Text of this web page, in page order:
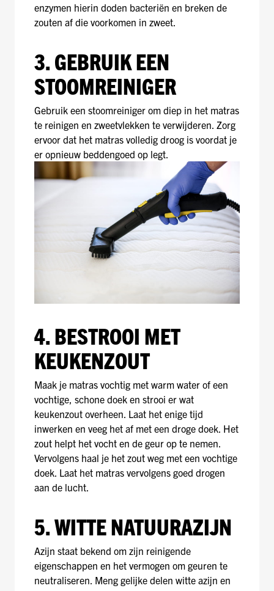
enzymen hierin doden bacteriën en breken de
zouten af die voorkomen in zweet.
3. GEBRUIK EEN
STOOMREINIGER
Gebruik een stoomreiniger om diep in het matras
te reinigen en zweetvlekken te verwijderen. Zorg
ervoor dat het matras volledig droog is voordat je
er opnieuw beddengoed op legt.
4. BESTROOI MET
KEUKENZOUT
Maak je matras vochtig met warm water of een
vochtige, schone doek en strooi er wat
keukenzout overheen. Laat het enige tijd
inwerken en veeg het af met een droge doek. Het
zout helpt het vocht en de geur op te nemen.
Vervolgens haal je het zout weg met een vochtige
doek. Laat het matras vervolgens goed drogen
aan de lucht.
5. WITTE NATUURAZIJN
Azijn staat bekend om zijn reinigende
eigenschappen en het vermogen om geuren te
neutraliseren. Meng gelijke delen witte azijn en